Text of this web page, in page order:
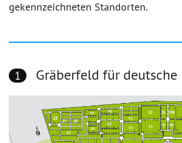
gekennzeichneten Standorten.
1 Gräberfeld für deutsche